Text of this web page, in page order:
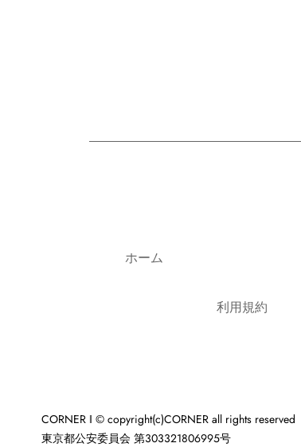
ホーム
利用規約
CORNER ‖ © copyright(c)CORNER all rights reserved
東京都公安委員会 第303321806995号